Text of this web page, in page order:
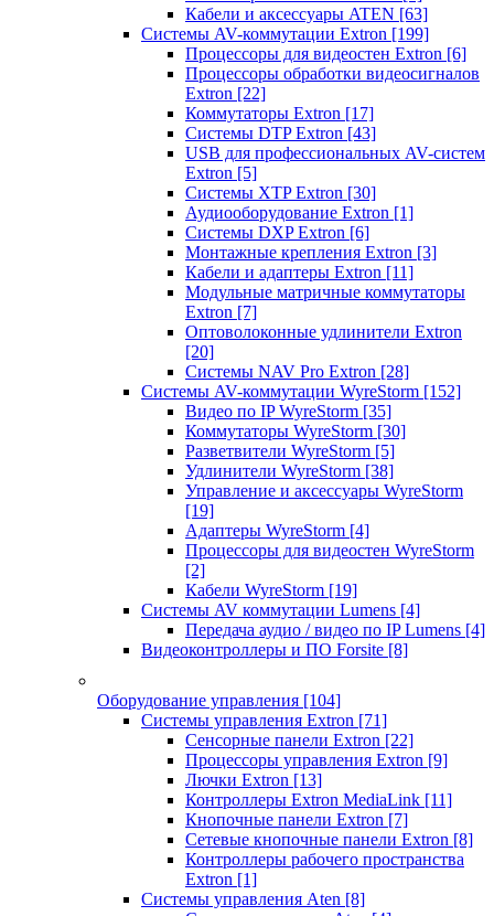
Кабели и аксессуары ATEN [63]
Системы AV-коммутации Extron [199]
Процессоры для видеостен Extron [6]
Процессоры обработки видеосигналов
Extron [22]
Коммутаторы Extron [17]
Системы DTP Extron [43]
USB для профессиональных AV-систем
Extron [5]
Системы XTP Extron [30]
Аудиооборудование Extron [1]
Системы DXP Extron [6]
Монтажные крепления Extron [3]
Кабели и адаптеры Extron [11]
Модульные матричные коммутаторы
Extron [7]
Оптоволоконные удлинители Extron
[20]
Системы NAV Pro Extron [28]
Системы AV-коммутации WyreStorm [152]
Видео по IP WyreStorm [35]
Коммутаторы WyreStorm [30]
Разветвители WyreStorm [5]
Удлинители WyreStorm [38]
Управление и аксессуары WyreStorm
[19]
Адаптеры WyreStorm [4]
Процессоры для видеостен WyreStorm
[2]
Кабели WyreStorm [19]
Системы AV коммутации Lumens [4]
Передача аудио / видео по IP Lumens [4]
Видеоконтроллеры и ПО Forsite [8]
Оборудование управления [104]
Системы управления Extron [71]
Сенсорные панели Extron [22]
Процессоры управления Extron [9]
Лючки Extron [13]
Контроллеры Extron MediaLink [11]
Кнопочные панели Extron [7]
Сетевые кнопочные панели Extron [8]
Контроллеры рабочего пространства
Extron [1]
Системы управления Aten [8]